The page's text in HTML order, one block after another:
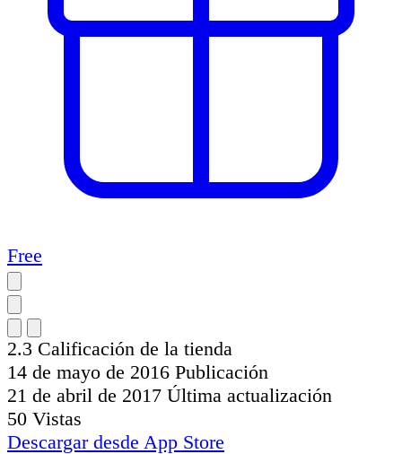
Free
2.3 Calificación de la tienda
14 de mayo de 2016 Publicación
21 de abril de 2017 Última actualización
50 Vistas
Descargar desde App Store